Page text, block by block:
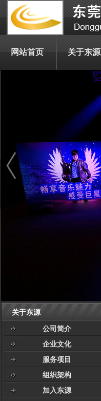
网站首页 关于东源
关于东源
公司简介
企业文化
服务项目
组织架构
加入东源